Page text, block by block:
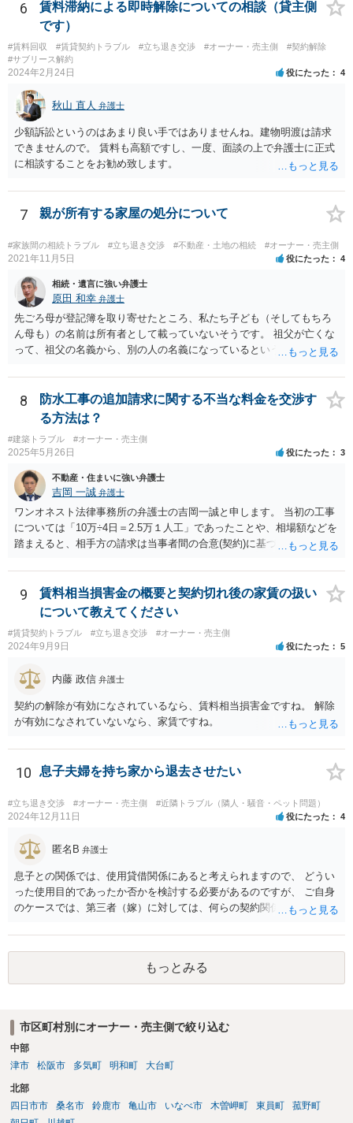
6
賃料滞納による即時解除についての相談（貸主側
です）
#賃料回収 #賃貸契約トラブル #立ち退き交渉 #オーナー・売主側
#契約解除
#サブリース解約
2024年2月24日 役にたった 4
秋山 直人 弁護士
少額訴訟というのはあまり良い手ではありませんね。建物明渡は請求
できませんので。 賃料も高額ですし、一度、面談の上で弁護士に正式
に相談することをお勧め致します。
7 親が所有する家屋の処分について
#家族間の相続トラブル #立ち退き交渉 #不動産・土地の相続 #オーナー・売主側
2021年11月5日 役にたった 4
相続・遺言に強い弁護士
原田 和幸 弁護士
先ごろ母が登記簿を取り寄せたところ、私たち子ども（そしてもちろ
ん母も）の名前は所有者として載っていないそうです。 祖父が亡くな
って、祖父の名義から、別の人の名義になっているということでしょ
された可能性がありますので、相談者や相談者のきょうだいが相続し
ていないかもしれませんね。 祖父名義のままであれば、遺言がないか
もしれませんので、相談者が相続人になっている可能性があります。
あと、祖父がいつ亡くなったか分かりませんが、祖父の遺言で、相談
者が何も遺産を受け取っていないとなると、遺留分侵害額請求は考え
られると思います。
8
防水工事の追加請求に関する不当な料金を交渉す
る方法は？
#建築トラブル #オーナー・売主側
2025年5月26日 役にたった 3
不動産・住まいに強い弁護士
吉岡 一誠 弁護士
ワンオネスト法律事務所の弁護士の吉岡一誠と申します。 当初の工事
については「10万÷4日＝2.5万１人工」であったことや、相場額などを
踏まえると、相手方の請求は当事者間の合意(契約)に基づかない不当な
か支払う意向がない旨を伝えて、減額の交渉をすべきでしょう。 相手
方の立場としても、裁判を起こす時間や労力、経済的コストその他裁
判が終わるまでキャッシュが入ってこないことなどがネックになり得
るでしょうから、減額に応じてくる可能性は大いにあるかと思いま
す。
9
賃料相当損害金の概要と契約切れ後の家賃の扱い
について教えてください
#賃貸契約トラブル #立ち退き交渉 #オーナー・売主側
2024年9月9日 役にたった 5
内藤 政信 弁護士
契約の解除が有効になされているなら、賃料相当損害金ですね。 解除
が有効になされていないなら、家賃ですね。
10 息子夫婦を持ち家から退去させたい
#立ち退き交渉 #オーナー・売主側 #近隣トラブル（隣人・騒音・ペット問題）
2024年12月11日 役にたった 4
匿名B 弁護士
息子との関係では、使用貸借関係にあると考えられますので、 どうい
った使用目的であったか否かを検討する必要があるのですが、 ご自身
のケースでは、第三者（嫁）に対しては、何らの契約関係にもなく、
るまで賃料相当の損害賠償を続ける）。また、息子との関係でも、勝
手に第三者に又貸ししたとして、使用貸借契約の解除を検討すること
も考えられます。 ただ、同じ家にお住まいということですので、 場合
によっては、安全面を考慮して、警察へ事前に相談（あまり親身に対
の申立てもご検討なさるとよいかと思います。
もっとみる
市区町村別にオーナー・売主側で絞り込む
中部
津市
松阪市 多気町 明和町 大台町
北部
四日市市
桑名市 鈴鹿市 亀山市 いなべ市 木曽岬町 東員町
菰野町